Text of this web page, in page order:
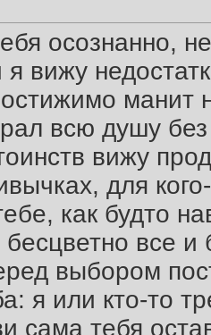
осознанно,
вижу
манит
всю душу без
вижу
для
как будто
все и
выбором
я или кто-то
сама тебя